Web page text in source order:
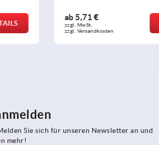
ab 3,82 €
zzgl. MwSt.
zzgl. Versandkosten
Sie sich für unseren Newsletter an und
mehr!